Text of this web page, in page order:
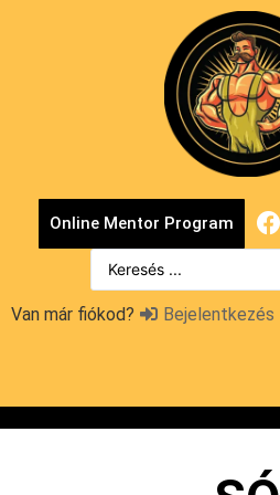
Online Mentor Program
Van már fiókod? Bejelentkezés